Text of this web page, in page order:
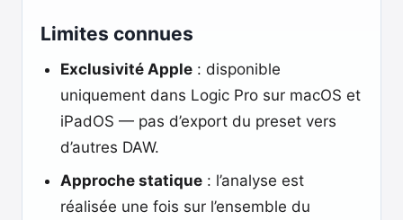
Limites connues
Exclusivité Apple : disponible
uniquement dans Logic Pro sur macOS et
iPadOS — pas d’export du preset vers
d’autres DAW.
Approche statique : l’analyse est
réalisée une fois sur l’ensemble du